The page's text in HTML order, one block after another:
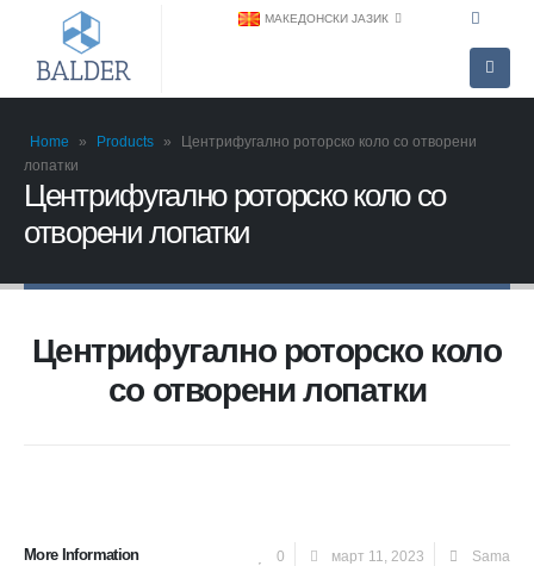
МАКЕДОНСКИ ЈАЗИК
Home » Products »
Центрифугално роторско коло со отворени
лопатки
Центрифугално роторско коло со
отворени лопатки
Центрифугално роторско коло
со отворени лопатки
0 март 11, 2023 Sama
More Information